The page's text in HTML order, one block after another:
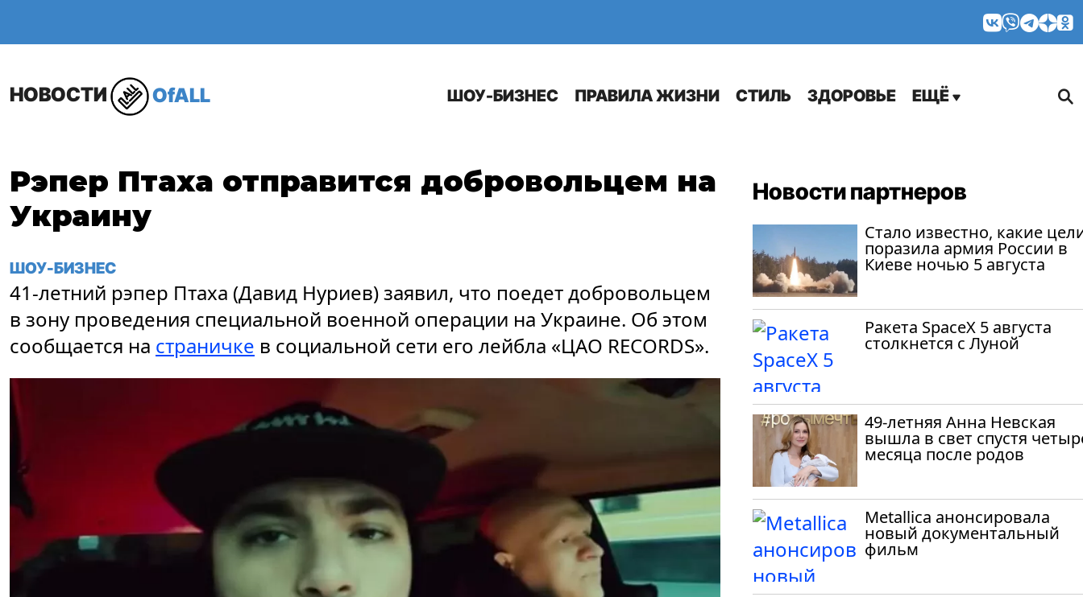
НОВОСТИ OfALL ШОУ-БИЗНЕС ПРАВИЛА ЖИЗНИ СТИЛЬ ЗДОРОВЬЕ ЕЩЁ
Рэпер Птаха отправится добровольцем на
Украину
ШОУ-БИЗНЕС
41-летний рэпер Птаха (Давид Нуриев) заявил, что поедет добровольцем
в зону проведения специальной военной операции на Украине. Об этом
сообщается на страничке в социальной сети его лейбла «ЦАО RECORDS».
Новости партнеров
Стало известно, какие
поразила армия России в
Киеве ночью 5 августа
Ракета SpaceX 5 августа
столкнется с Луной
49-летняя Анна Невская
вышла в свет спустя
месяца после родов
Metallica анонсировала
новый документальный
фильм